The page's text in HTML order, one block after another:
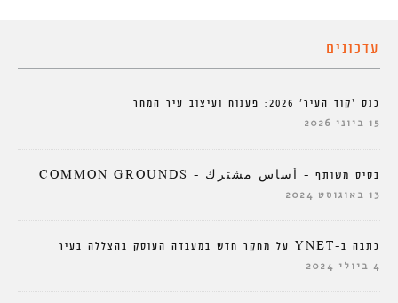
עדכונים
כנס ‘קוד העיר’ 2026: פענוח ועיצוב עיר המחר
15 ביוני 2026
בסיס משותף – أساس مشترك – COMMON GROUNDS
13 באוגוסט 2024
כתבה ב-YNET על מחקר חדש במעבדה העוסק בהצללה בעיר
4 ביולי 2024